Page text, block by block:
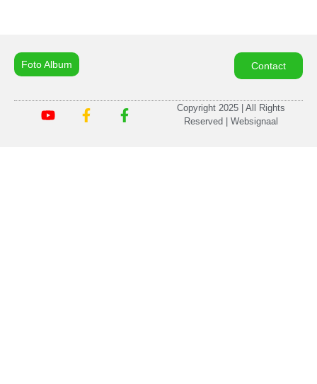
Foto Album Contact
Copyright 2025 | All Rights
Reserved | Websignaal